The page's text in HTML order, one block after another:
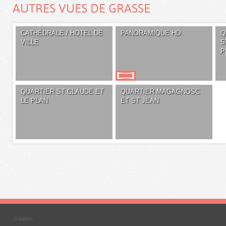
AUTRES VUES DE GRASSE
CATHÉDRALE / HOTEL DE
VILLE
PANORAMIQUE HD
QUARTIER ST CLAUDE ET
LE PLAN
QUARTIER MAGAGNOSC
ET ST JEAN